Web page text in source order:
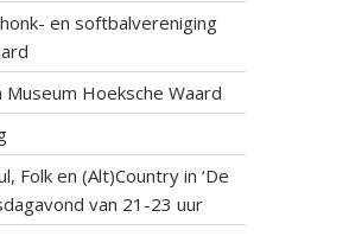
en softbalvereniging
Hoeksche Waard
Folk en (Alt)Country in ‘De
van 21-23 uur